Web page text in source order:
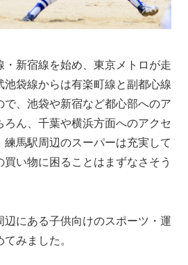
・新宿線を始め、東京メトロが走
池袋線からは有楽町線と副都心線
で、池袋や新宿など都心部へのア
ろん、千葉や横浜方面へのアクセ
練馬駅周辺のスーパーは充実して
い物に困ることはまずなさそう
辺にある子供向けのスポーツ・運
みました。